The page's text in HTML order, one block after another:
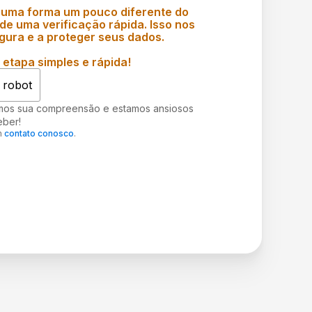
forma um pouco diferente do
uma verificação rápida. Isso nos
e a proteger seus dados.
simples e rápida!
robot
sua compreensão e estamos ansiosos
contato conosco.